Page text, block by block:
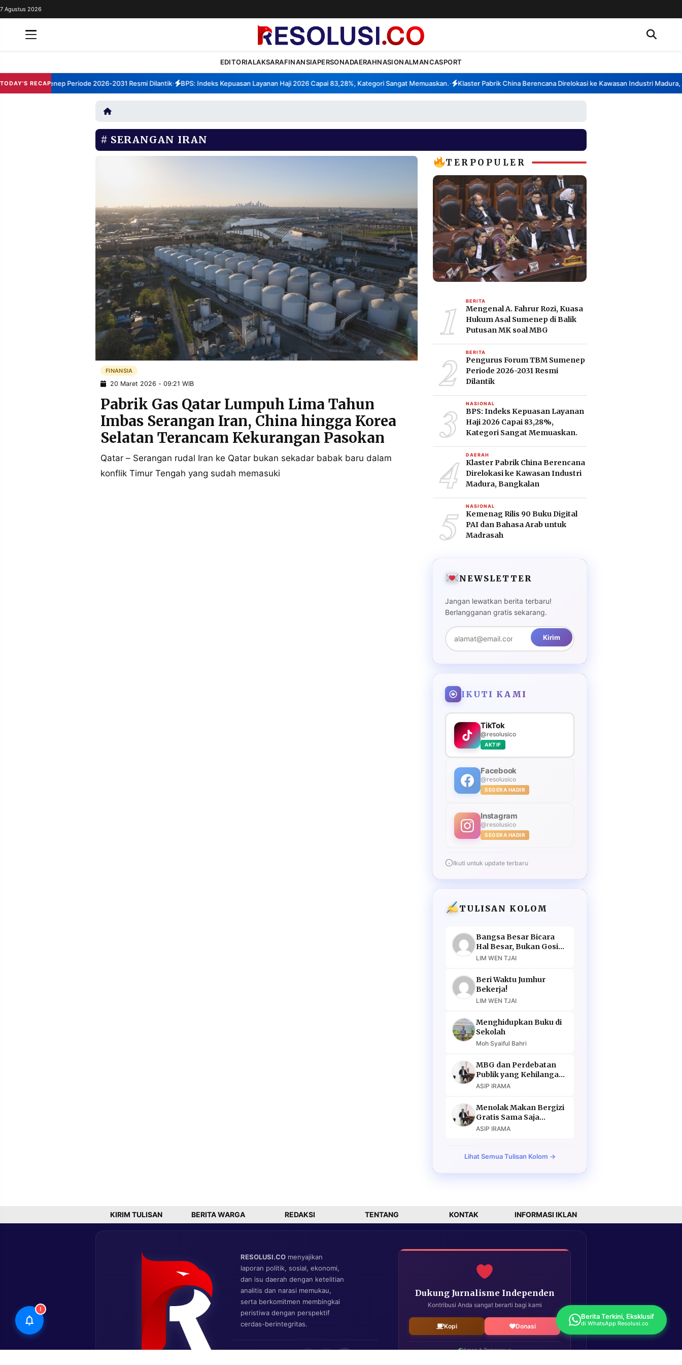
REDAKSI
PERSONA
BERITA
WARGA
TULISAN
SERVICE
7 Agustus 2026
EDITORIALAKSARAFINANSIAPERSONADAERAHNASIONALMANCASPORT
TODAY'S RECAP
TBM Sumenep Periode 2026-2031 Resmi Dilantik• BPS: Indeks Kepuasan Layanan Haji 2026 Capai 83,28%, Kategori Sangat Memuaskan.• Klaster Pabrik China Berencana Direlokasi ke Kawasan Industri Madura,
SERANGAN IRAN
FINANSIA
20 Maret 2026 - 09:21 WIB
Pabrik Gas Qatar Lumpuh Lima Tahun
Imbas Serangan Iran, China hingga Korea
Selatan Terancam Kekurangan Pasokan
Qatar – Serangan rudal Iran ke Qatar bukan sekadar babak baru dalam
konflik Timur Tengah yang sudah memasuki
TERPOPULER
1 BERITA
Mengenal A. Fahrur Rozi, Kuasa
Hukum Asal Sumenep di Balik
Putusan MK soal MBG
2 BERITA
Pengurus Forum TBM Sumenep
Periode 2026-2031 Resmi
Dilantik
3 NASIONAL
BPS: Indeks Kepuasan Layanan
Haji 2026 Capai 83,28%,
Kategori Sangat Memuaskan.
4 DAERAH
Klaster Pabrik China Berencana
Direlokasi ke Kawasan Industri
Madura, Bangkalan
5 NASIONAL
Kemenag Rilis 90 Buku Digital
PAI dan Bahasa Arab untuk
Madrasah
NEWSLETTER
Jangan lewatkan berita terbaru!
Berlangganan gratis sekarang.
Kirim
IKUTI KAMI
TikTok
@resolusico
AKTIF
Facebook
@resolusico
SEGERA HADIR
Instagram
@resolusico
SEGERA HADIR
Ikuti untuk update terbaru
TULISAN KOLOM
Bangsa Besar Bicara
Hal Besar, Bukan Gosip
Murahan
LIM WEN TJAI
Beri Waktu Jumhur
Bekerja!
LIM WEN TJAI
Menghidupkan Buku di
Sekolah
Moh Syaiful Bahri
MBG dan Perdebatan
Publik yang Kehilangan
Argumen
ASIP IRAMA
Menolak Makan Bergizi
Gratis Sama Saja
Menolak Masa Depan
ASIP IRAMA
Lihat Semua Tulisan Kolom →
KIRIM TULISAN BERITA WARGA REDAKSI TENTANG KONTAK INFORMASI IKLAN
RESOLUSI.CO menyajikan
laporan politik, sosial, ekonomi,
dan isu daerah dengan ketelitian
analitis dan narasi memukau,
serta berkomitmen membingkai
peristiwa dengan perspektif
cerdas-berintegritas.
Dukung Jurnalisme Independen
Kontribusi Anda sangat berarti bagi kami
Kopi Donasi
Aman & Terpercaya
!
Berita Terkini, Eksklusif
di WhatsApp Resolusi.co